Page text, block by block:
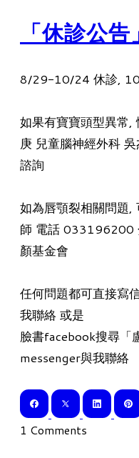
「休診公
8/29-10/24 休診,
如果有寶寶頭型異常,
庚 兒童腦神經外科
諮詢
如為唇顎裂相關問題,
師 電話 033196200
顏基金會
任何問題都可直接寫
我聯絡 或是
臉書facebook搜尋「
messenger與我聯絡
1 Comments